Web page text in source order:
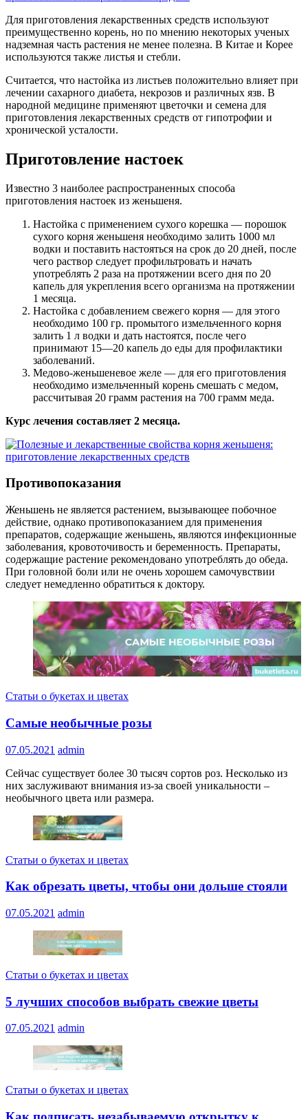
Для приготовления лекарственных средств используют
преимущественно корень, но по мнению некоторых ученых
надземная часть растения не менее полезна. В Китае и Корее
используются также листья и стебли.
Считается, что настойка из листьев положительно влияет при
лечении сахарного диабета, некрозов и различных язв. В
народной медицине применяют цветочки и семена для
приготовления лекарственных средств от гипотрофии и
хронической усталости.
Приготовление настоек
Известно 3 наиболее распространенных способа
приготовления настоек из женьшеня.
Настойка с применением сухого корешка — порошок
сухого корня женьшеня необходимо залить 1000 мл
водки и поставить настояться на срок до 20 дней, после
чего раствор следует профильтровать и начать
употреблять 2 раза на протяжении всего дня по 20
капель для укрепления всего организма на протяжении
1 месяца.
Настойка с добавлением свежего корня — для этого
необходимо 100 гр. промытого измельченного корня
залить 1 л водки и дать настоятся, после чего
принимают 15—20 капель до еды для профилактики
заболеваний.
Медово-женьшеневое желе — для его приготовления
необходимо измельченный корень смешать с медом,
рассчитывая 20 грамм растения на 700 грамм меда.
Курс лечения составляет 2 месяца.
Противопоказания
Женьшень не является растением, вызывающее побочное
действие, однако противопоказанием для применения
препаратов, содержащие женьшень, являются инфекционные
заболевания, кровоточивость и беременность. Препараты,
содержащие растение рекомендовано употреблять до обеда.
При головной боли или не очень хорошем самочувствии
следует немедленно обратиться к доктору.
Статьи о букетах и цветах
Самые необычные розы
07.05.2021 admin
Сейчас существует более 30 тысяч сортов роз. Несколько из
них заслуживают внимания из-за своей уникальности –
необычного цвета или размера.
Статьи о букетах и цветах
Как обрезать цветы, чтобы они дольше стояли
07.05.2021 admin
Статьи о букетах и цветах
5 лучших способов выбрать свежие цветы
07.05.2021 admin
Статьи о букетах и цветах